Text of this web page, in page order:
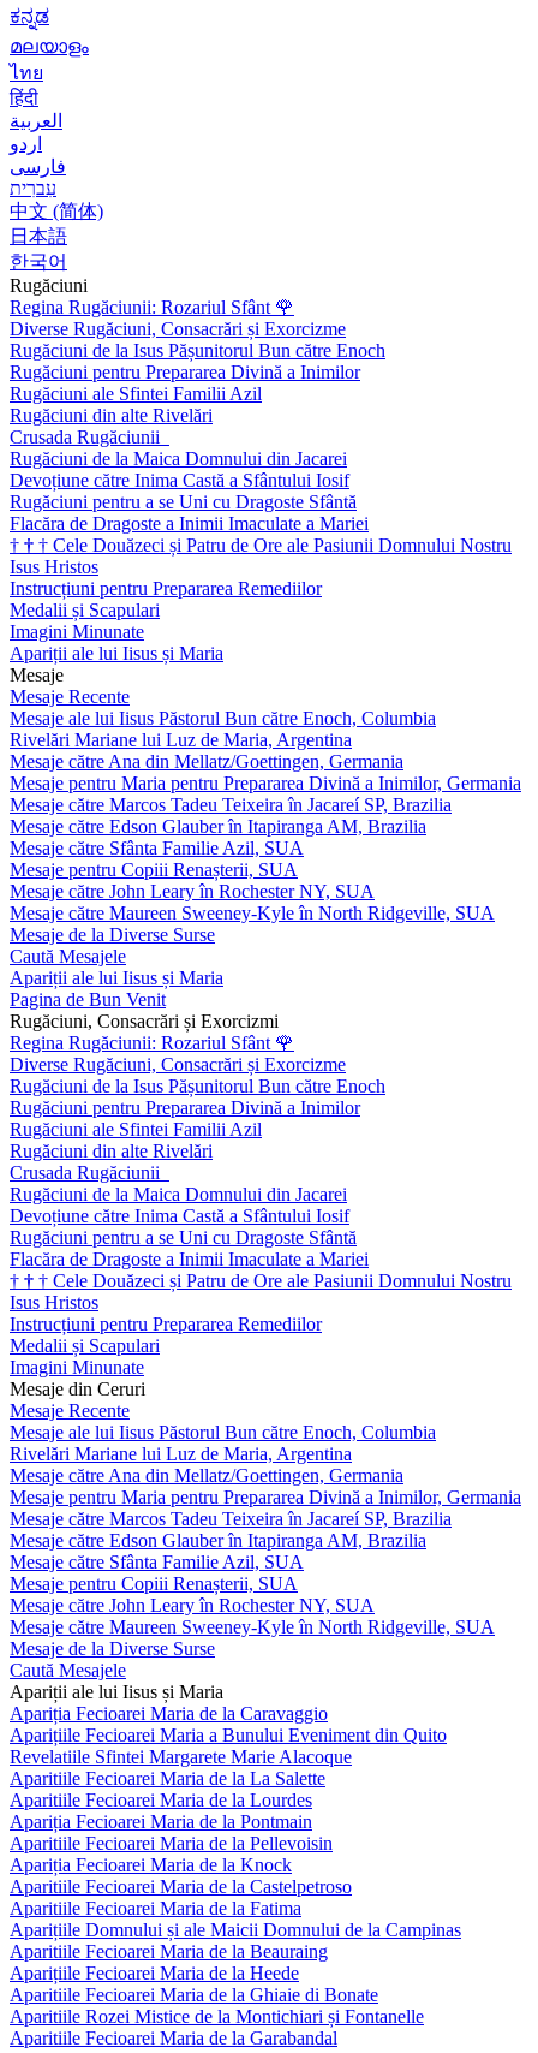
ಕನ್ನಡ
മലയാളം
ไทย
हिंदी
العربية
اردو
فارسی
עִברִית
中文 (简体)
日本語
한국어
Rugăciuni
Regina Rugăciunii: Rozariul Sfânt 🌹
Diverse Rugăciuni, Consacrări și Exorcizme
Rugăciuni de la Isus Pășunitorul Bun către Enoch
Rugăciuni pentru Prepararea Divină a Inimilor
Rugăciuni ale Sfintei Familii Azil
Rugăciuni din alte Rivelări
Crusada Rugăciunii
Rugăciuni de la Maica Domnului din Jacarei
Devoțiune către Inima Castă a Sfântului Iosif
Rugăciuni pentru a se Uni cu Dragoste Sfântă
Flacăra de Dragoste a Inimii Imaculate a Mariei
† † † Cele Douăzeci și Patru de Ore ale Pasiunii Domnului Nostru
Isus Hristos
Instrucțiuni pentru Prepararea Remediilor
Medalii și Scapulari
Imagini Minunate
Apariții ale lui Iisus și Maria
Mesaje
Mesaje Recente
Mesaje ale lui Iisus Păstorul Bun către Enoch, Columbia
Rivelări Mariane lui Luz de Maria, Argentina
Mesaje către Ana din Mellatz/Goettingen, Germania
Mesaje pentru Maria pentru Prepararea Divină a Inimilor, Germania
Mesaje către Marcos Tadeu Teixeira în Jacareí SP, Brazilia
Mesaje către Edson Glauber în Itapiranga AM, Brazilia
Mesaje către Sfânta Familie Azil, SUA
Mesaje pentru Copiii Renașterii, SUA
Mesaje către John Leary în Rochester NY, SUA
Mesaje către Maureen Sweeney-Kyle în North Ridgeville, SUA
Mesaje de la Diverse Surse
Caută Mesajele
Apariții ale lui Iisus și Maria
Pagina de Bun Venit
Rugăciuni, Consacrări și Exorcizmi
Regina Rugăciunii: Rozariul Sfânt 🌹
Diverse Rugăciuni, Consacrări și Exorcizme
Rugăciuni de la Isus Pășunitorul Bun către Enoch
Rugăciuni pentru Prepararea Divină a Inimilor
Rugăciuni ale Sfintei Familii Azil
Rugăciuni din alte Rivelări
Crusada Rugăciunii
Rugăciuni de la Maica Domnului din Jacarei
Devoțiune către Inima Castă a Sfântului Iosif
Rugăciuni pentru a se Uni cu Dragoste Sfântă
Flacăra de Dragoste a Inimii Imaculate a Mariei
† † † Cele Douăzeci și Patru de Ore ale Pasiunii Domnului Nostru
Isus Hristos
Instrucțiuni pentru Prepararea Remediilor
Medalii și Scapulari
Imagini Minunate
Mesaje din Ceruri
Mesaje Recente
Mesaje ale lui Iisus Păstorul Bun către Enoch, Columbia
Rivelări Mariane lui Luz de Maria, Argentina
Mesaje către Ana din Mellatz/Goettingen, Germania
Mesaje pentru Maria pentru Prepararea Divină a Inimilor, Germania
Mesaje către Marcos Tadeu Teixeira în Jacareí SP, Brazilia
Mesaje către Edson Glauber în Itapiranga AM, Brazilia
Mesaje către Sfânta Familie Azil, SUA
Mesaje pentru Copiii Renașterii, SUA
Mesaje către John Leary în Rochester NY, SUA
Mesaje către Maureen Sweeney-Kyle în North Ridgeville, SUA
Mesaje de la Diverse Surse
Caută Mesajele
Apariții ale lui Iisus și Maria
Apariția Fecioarei Maria de la Caravaggio
Aparițiile Fecioarei Maria a Bunului Eveniment din Quito
Revelatiile Sfintei Margarete Marie Alacoque
Aparitiile Fecioarei Maria de la La Salette
Aparitiile Fecioarei Maria de la Lourdes
Apariția Fecioarei Maria de la Pontmain
Aparitiile Fecioarei Maria de la Pellevoisin
Apariția Fecioarei Maria de la Knock
Aparitiile Fecioarei Maria de la Castelpetroso
Aparitiile Fecioarei Maria de la Fatima
Aparițiile Domnului și ale Maicii Domnului de la Campinas
Aparitiile Fecioarei Maria de la Beauraing
Aparițiile Fecioarei Maria de la Heede
Aparitiile Fecioarei Maria de la Ghiaie di Bonate
Aparitiile Rozei Mistice de la Montichiari și Fontanelle
Aparitiile Fecioarei Maria de la Garabandal